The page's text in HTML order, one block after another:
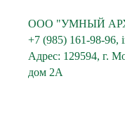
ООО "УМНЫЙ
+7 (985) 161-98-96,
Адрес: 129594, г.
дом 2А